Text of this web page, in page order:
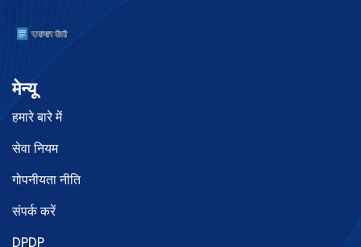
मेन्यू
हमारे बारे में
सेवा नियम
गोपनीयता नीति
संपर्क करें
DPDP